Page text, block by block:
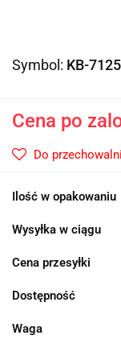
Symbol: KB-7125
Cena po
Do przechowalni
Ilość w opakowaniu
Wysyłka w ciągu
Cena przesyłki
Dostępność
Waga